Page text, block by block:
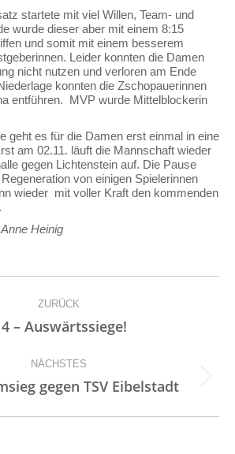
startete mit viel Willen, Team- und
wurde dieser aber mit einem 8:15
und somit mit einem besserem
Leider konnten die Damen
nicht nutzen und verloren am Ende
konnten die Zschopauerinnen
entführen. MVP wurde Mittelblockerin
geht es für die Damen erst einmal in eine
am 02.11. läuft die Mannschaft wieder
gegen Lichtenstein auf. Die Pause
von einigen Spielerinnen
wieder mit voller Kraft den kommenden
Heinig
ZURÜCK
Vorheriger
Beitrag:
– Auswärtssiege!
NÄCHSTES
Nächster
Beitrag:
gegen TSV Eibelstadt